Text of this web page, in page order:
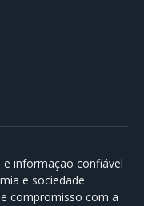
e informação confiável
e sociedade.
compromisso com a